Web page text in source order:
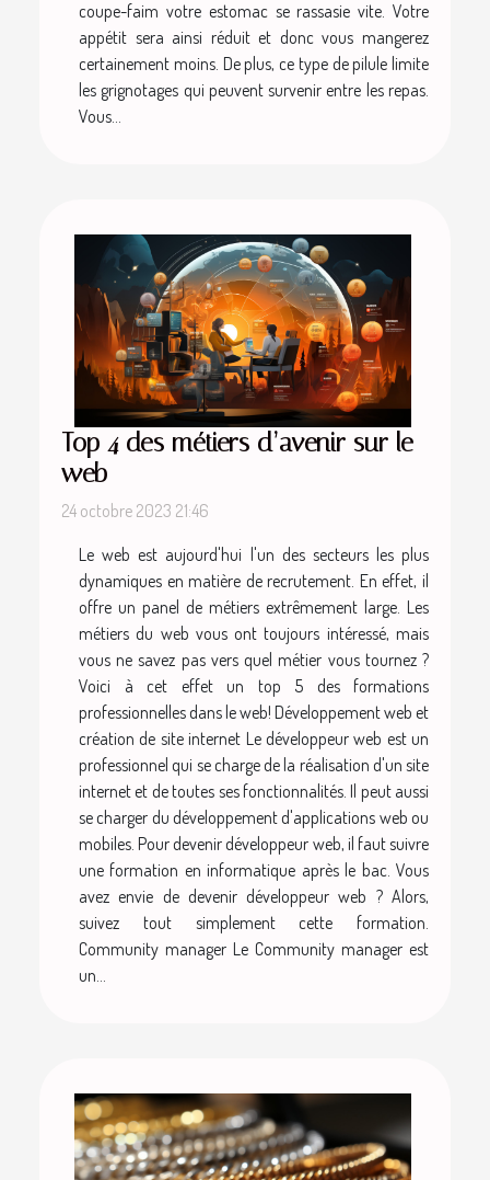
coupe-faim votre estomac se rassasie vite. Votre
appétit sera ainsi réduit et donc vous mangerez
certainement moins. De plus, ce type de pilule limite
les grignotages qui peuvent survenir entre les repas.
Vous...
Top 4 des métiers d’avenir sur le
web
24 octobre 2023 21:46
Le web est aujourd'hui l'un des secteurs les plus
dynamiques en matière de recrutement. En effet, il
offre un panel de métiers extrêmement large. Les
métiers du web vous ont toujours intéressé, mais
vous ne savez pas vers quel métier vous tournez ?
Voici à cet effet un top 5 des formations
professionnelles dans le web! Développement web et
création de site internet Le développeur web est un
professionnel qui se charge de la réalisation d'un site
internet et de toutes ses fonctionnalités. Il peut aussi
se charger du développement d'applications web ou
mobiles. Pour devenir développeur web, il faut suivre
une formation en informatique après le bac. Vous
avez envie de devenir développeur web ? Alors,
suivez tout simplement cette formation.
Community manager Le Community manager est
un...